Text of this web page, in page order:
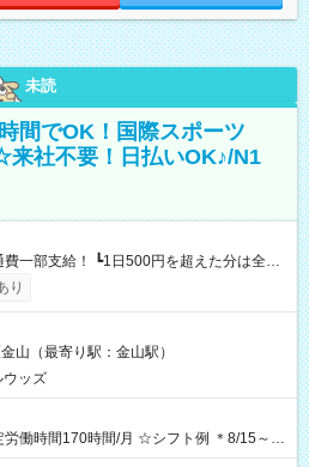
未読
間でOK！国際スポーツ
社不要！日払いOK♪/N1
の方は自己負担となります ★日払い
働いたその日に現金GET♪ お仕事後はコン
り
山（最寄り駅：金山駅）
ウッズ
時間/月 ☆シフト例 ＊8/15～
～12：00 17：00～21：00 ＊8/31